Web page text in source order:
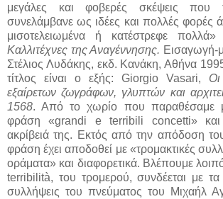
μεγάλες και φοβερές σκέψεις
συνελάμβανε ως ιδέες και πολλές φορές
μισοτελειωμένα ή κατέστρεφε
Καλλιτέχνες της Αναγέννησης. Εισαγωγή-
Στέλιος Λυδάκης, εκδ. Κανάκη, Αθήνα
τίτλος είναι ο εξής: Giorgio Vasari,
εξαίρετων ζωγράφων, γλυπτών και
1568. Από το χωρίο που παραθέσαμε
φράση «grandi e terribili concetti» και
ακρίβειά της. Εκτός από την απόδοση
φράση έχει αποδοθεί με «τρομακτικές
οράματα» και διαφορετικά. Βλέπουμε
terribilità, του τρομερού, συνδέεται με τα
συλλήψεις του πνεύματος του Μιχαήλ